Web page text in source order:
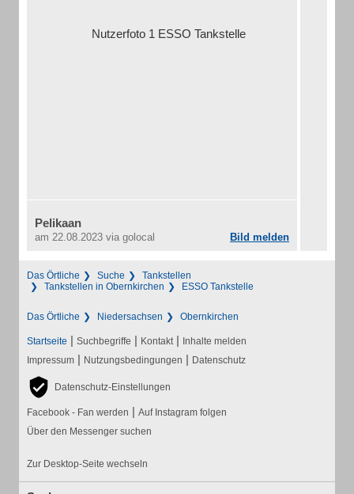
Pelikaan
am 22.08.2023 via golocal Bild melden
Das Örtliche Suche
Tankstellen
Tankstellen in Obernkirchen
ESSO Tankstelle
Das Örtliche Niedersachsen Obernkirchen
Startseite | Suchbegriffe | Kontakt | Inhalte melden
Impressum | Nutzungsbedingungen | Datenschutz
Datenschutz-Einstellungen
Facebook - Fan werden | Auf Instagram folgen
Über den Messenger suchen
Zur Desktop-Seite wechseln